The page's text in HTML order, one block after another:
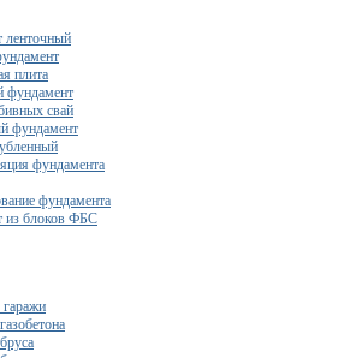
ленточный
плита
фундамент
свай
фундамент
фундамента
фундамента
из блоков ФБС